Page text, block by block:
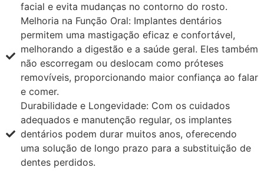
facial e evita mudanças no contorno do rosto.
Melhoria na Função Oral: Implantes dentários
permitem uma mastigação eficaz e confortável,
melhorando a digestão e a saúde geral. Eles também
não escorregam ou deslocam como próteses
removíveis, proporcionando maior confiança ao falar
e comer.
Durabilidade e Longevidade: Com os cuidados
adequados e manutenção regular, os implantes
dentários podem durar muitos anos, oferecendo
uma solução de longo prazo para a substituição de
dentes perdidos.